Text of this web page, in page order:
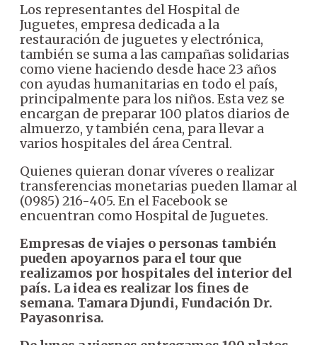
Los representantes del Hospital de
Juguetes, empresa dedicada a la
restauración de juguetes y electrónica,
también se suma a las campañas solidarias
como viene haciendo desde hace 23 años
con ayudas humanitarias en todo el país,
principalmente para los niños. Esta vez se
encargan de preparar 100 platos diarios de
almuerzo, y también cena, para llevar a
varios hospitales del área Central.
Quienes quieran donar víveres o realizar
transferencias monetarias pueden llamar al
(0985) 216-405. En el Facebook se
encuentran como Hospital de Juguetes.
Empresas de viajes o personas también
pueden apoyarnos para el tour que
realizamos por hospitales del interior del
país. La idea es realizar los fines de
semana. Tamara Djundi, Fundación Dr.
Payasonrisa.